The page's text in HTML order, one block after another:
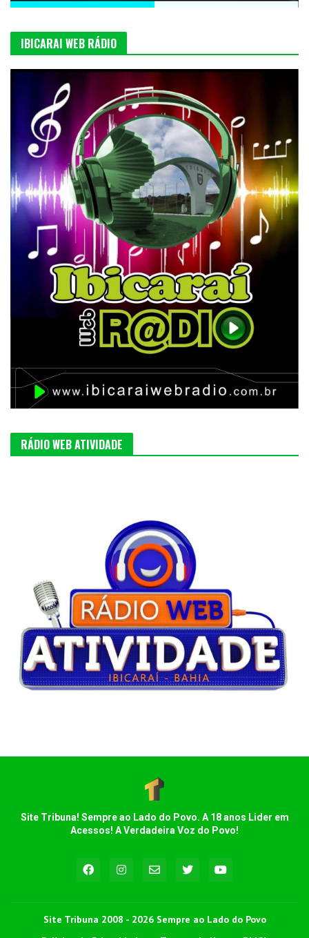
IBICARAI WEB RÁDIO
RÁDIO WEB ATIVIDADE
Site Tribuna! Sempre ao Lado do Povo. A 18 anos Lider em
Acessos! A Verdadeira Voz do Povo!
Site Tribuna 2008 - 2026 Sempre ao Lado do Povo